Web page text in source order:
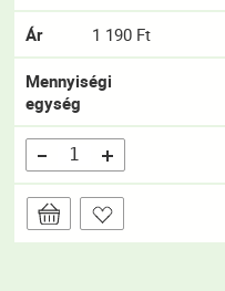
Ár 1 190 Ft
Mennyiségi
egység